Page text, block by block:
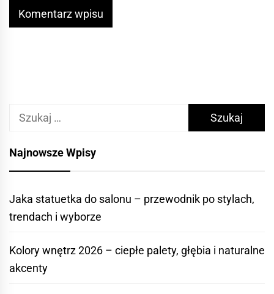
Szukaj:
Najnowsze Wpisy
Jaka statuetka do salonu – przewodnik po stylach,
trendach i wyborze
Kolory wnętrz 2026 – ciepłe palety, głębia i naturalne
akcenty